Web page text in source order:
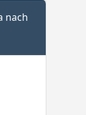
nach